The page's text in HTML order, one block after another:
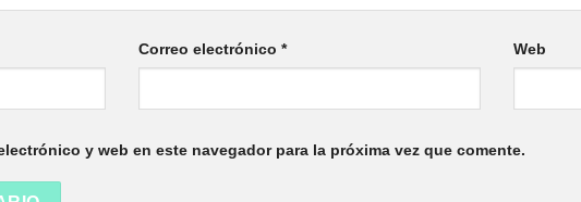
Correo electrónico* Web
y web en este navegador para la próxima vez que comente.